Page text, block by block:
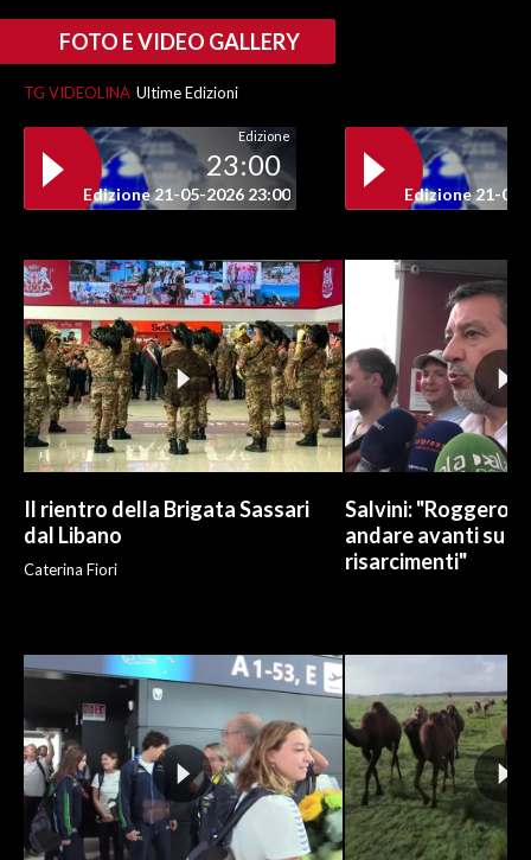
FOTO E VIDEO GALLERY
TG VIDEOLINA Ultime Edizioni
Edizione
23:00
Edizione 21-05-2026 23:00 Edizione 21-05-
Il rientro della Brigata Sassari
dal Libano
Caterina Fiori
Salvini: "Roggero
andare avanti su
risarcimenti"